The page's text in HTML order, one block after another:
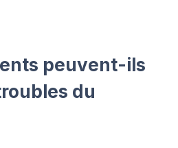
peuvent-ils
du